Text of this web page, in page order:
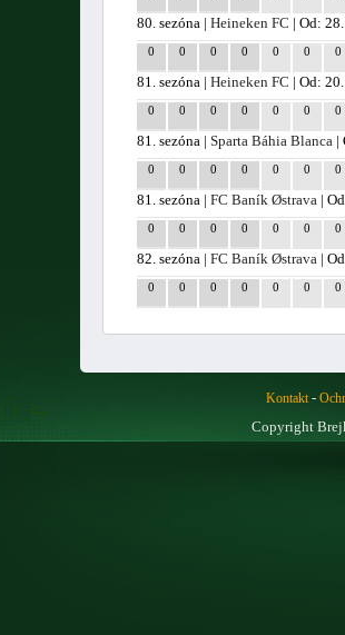
80. sezóna |Heineken FC | Od:
0 0 0 0 0 0 0
81. sezóna |Heineken FC | Od:
0 0 0 0 0 0 0
81. sezóna |Sparta Báhia Blanca |
0 0 0 0 0 0 0
81. sezóna |FC Baník Østrava |
0 0 0 0 0 0 0
82. sezóna |FC Baník Østrava |
0 0 0 0 0 0 0
Kontakt-
Copyright